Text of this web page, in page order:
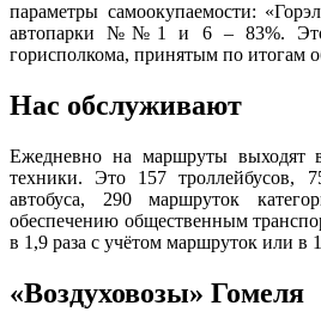
параметры самоокупаемости:
автопарки №№1 и 6 – 83%. Это
горисполкома, принятым по итогам
Нас обслуживают
Ежедневно на маршруты выходят
техники. Это 157
автобуса, 290 маршруток
обеспечению общественным
в 1,9 раза с учётом маршруток или в
«Воздуховозы» Гомеля